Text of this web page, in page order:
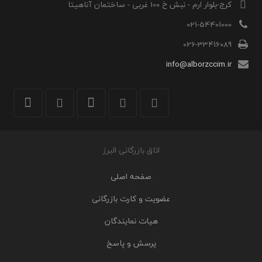
کرج-بلوار ارم - نبش خ 100 غربی - ساختمان آناهیتا
021-54401000
026-33416089
info@alborzccim.ir
اتاق بازرگانی البرز
صفحه اصلی
عضویت و کارت بازرگانی
هیات نمایندگان
پرسش و پاسخ